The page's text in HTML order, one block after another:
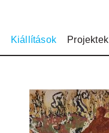
Kiállítások Projektek